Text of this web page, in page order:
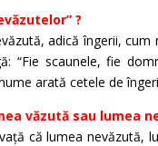
?
adică îngerii,
“Fie scaunele, fie
arată cetele de
văzută sau lumea
că lumea